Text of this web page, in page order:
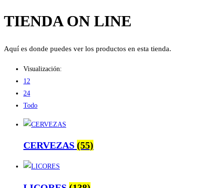
esta
TIENDA ON LINE
Aquí es donde puedes ver los productos en esta tienda.
Visualización:
12
24
Todo
CERVEZAS (55)